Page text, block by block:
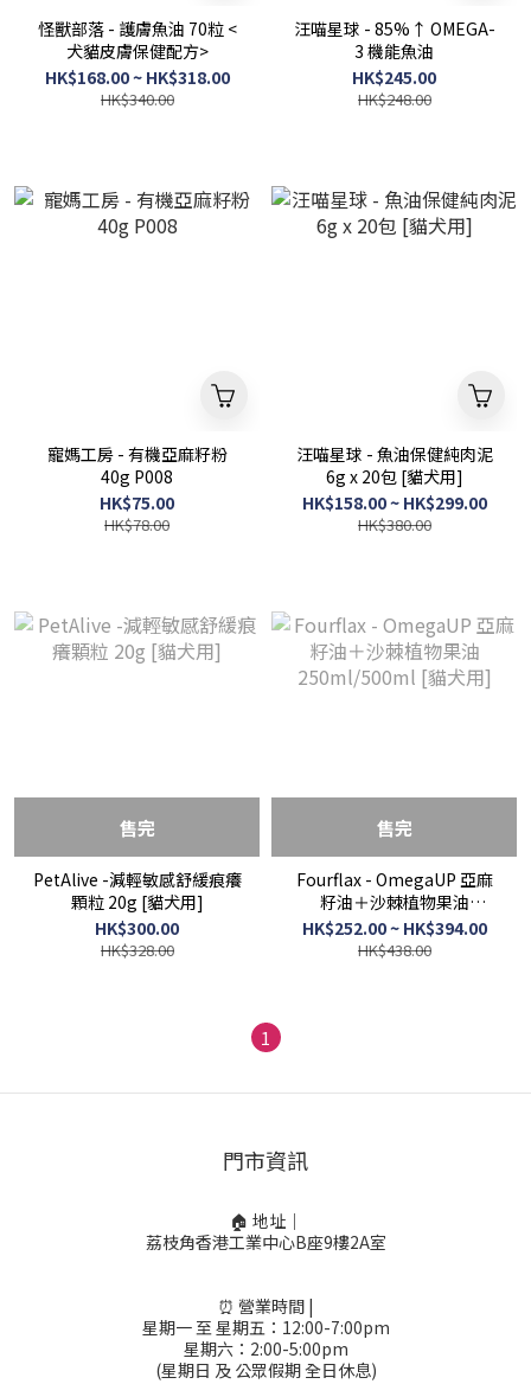
怪獸部落 - 護膚魚油 70粒 <
犬貓皮膚保健配方>
HK$168.00 ~ HK$318.00
HK$340.00
汪喵星球 - 85%↑ OMEGA-
3 機能魚油
HK$245.00
HK$248.00
寵媽工房 - 有機亞麻籽粉
40g P008
HK$75.00
HK$78.00
汪喵星球 - 魚油保健純肉泥
6g x 20包 [貓犬用]
HK$158.00 ~ HK$299.00
HK$380.00
售完
PetAlive -減輕敏感舒緩痕癢
顆粒 20g [貓犬用]
HK$300.00
HK$328.00
售完
Fourflax - OmegaUP 亞麻
籽油＋沙棘植物果油
250ml/500ml [貓犬用]
HK$252.00 ~ HK$394.00
HK$438.00
1
門市資訊
🏠 地址｜
荔枝角香港工業中心B座9樓2A室
⏰ 營業時間 |
星期一 至 星期五：12:00-7:00pm
星期六：2:00-5:00pm
(星期日 及 公眾假期 全日休息)